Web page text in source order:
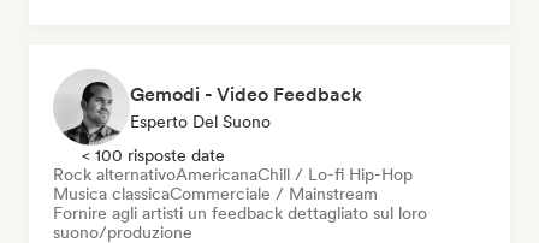
Gemodi - Video Feedback
Esperto Del Suono
< 100 risposte date
Rock alternativoAmericanaChill / Lo-fi Hip-Hop
Musica classicaCommerciale / Mainstream
Fornire agli artisti un feedback dettagliato sul loro
suono/produzione